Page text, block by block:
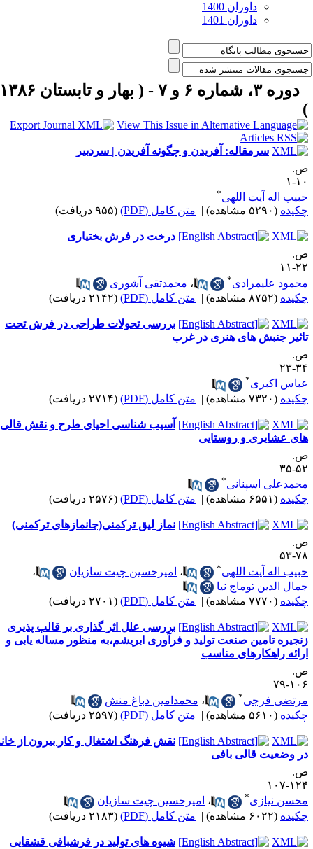
داوران 1400
داوران 1401
دوره ۳، شماره ۶ و ۷ - ( بهار و تابستان ۱۳۸۶
سرمقاله: آفریدن و چگونه آفریدن | سردبیر
۱
اله آیت اللهی
(۵۲۹۰ مشاهده) | متن کامل (PDF) (۹۵۵ دریافت)
درخت در فرش بختیاری
۱۱
علیمرادی
،محمدتقی آشوری
(۸۷۵۲ مشاهده) | متن کامل (PDF) (۲۱۴۲ دریافت)
بررسی تحولات طراحی در فرش تحت
جنبش های هنری در غرب
۲۳
اکبری
(۷۳۲۰ مشاهده) | متن کامل (PDF) (۲۷۱۴ دریافت)
آسیب شناسی احیای طرح و نقش قالی
عشایری و روستایی
۳۵
اسپنانی
(۶۵۵۱ مشاهده) | متن کامل (PDF) (۲۵۷۶ دریافت)
نماز لیق ترکمنی(جانمازهای ترکمنی)
۵۳
اله آیت اللهی
،امیرحسین چیت سازیان
،
الدین توماج نیا
(۷۷۷۰ مشاهده) | متن کامل (PDF) (۲۷۰۱ دریافت)
بررسی علل اثر گذاری بر قالب پذیری
تامین صنعت تولید و فرآوری ابریشم،‌به منظور مساله یابی و
راهکارهای مناسب
۷۹
فرجی
،محمدامین دباغ منش
(۵۶۱۰ مشاهده) | متن کامل (PDF) (۲۵۹۷ دریافت)
نقش فرهنگ اشتغال و کار بیرون از خانه
وضعیت قالی بافی
۱۰۷
نیازی
،امیرحسین چیت سازیان
(۶۰۲۲ مشاهده) | متن کامل (PDF) (۲۱۸۳ دریافت)
شیوه های تولید در فرشبافی قشقایی